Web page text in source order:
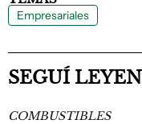
Empresariales
SEGUÍ
COMBUSTIBLES